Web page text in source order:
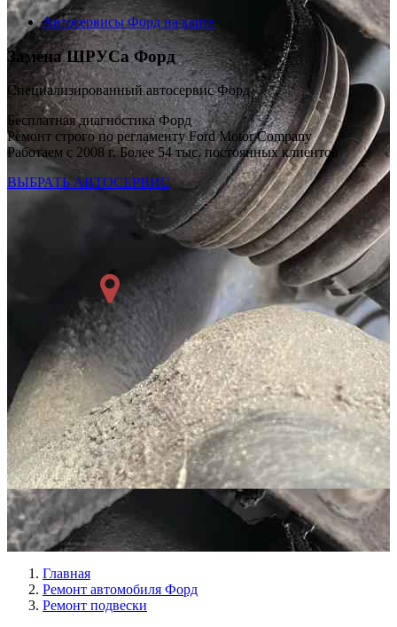
Автосервисы Форд на карте
Замена ШРУСаФорд
Специализированный автосервис Форд
Бесплатная диагностика Форд
Ремонт строго по регламенту Ford Motor Company
Работаем с 2008 г. Более 54 тыс. постоянных клиентов
ВЫБРАТЬ АВТОСЕРВИС
Главная
Ремонт автомобиля Форд
Ремонт подвески